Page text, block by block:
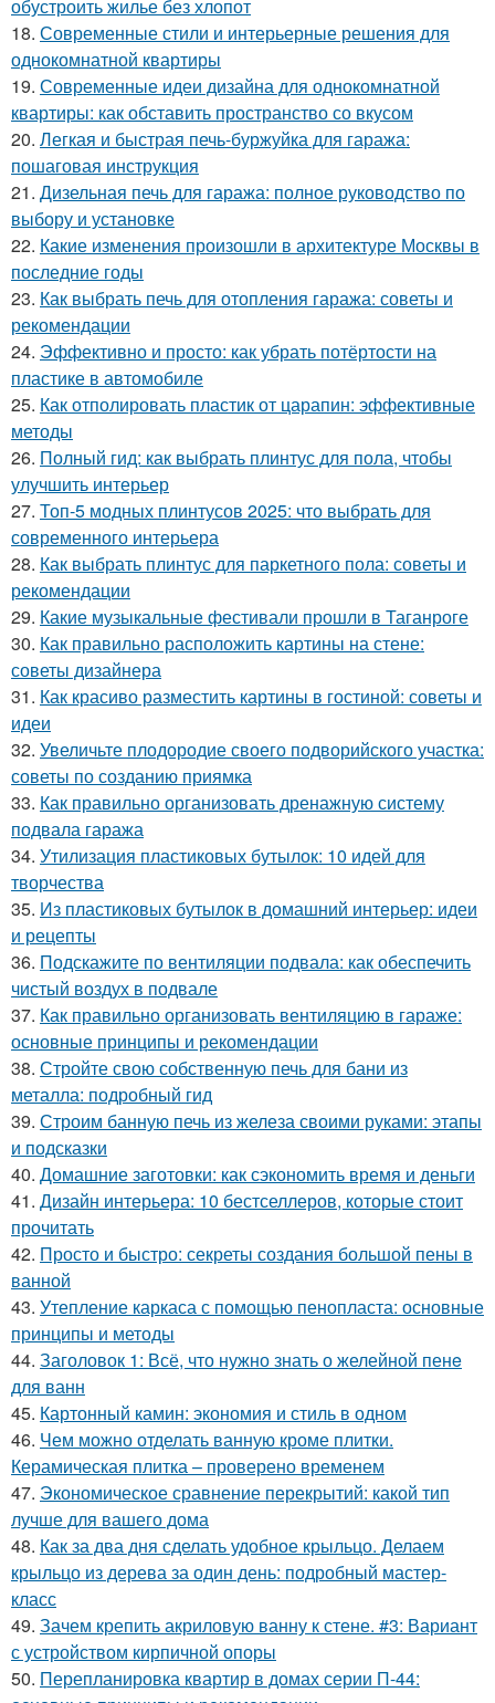
обустроить жилье без хлопот
18. Современные стили и интерьерные решения для
однокомнатной квартиры
19. Современные идеи дизайна для однокомнатной
квартиры: как обставить пространство со вкусом
20. Легкая и быстрая печь-буржуйка для гаража:
пошаговая инструкция
21. Дизельная печь для гаража: полное руководство по
выбору и установке
22. Какие изменения произошли в архитектуре Москвы в
последние годы
23. Как выбрать печь для отопления гаража: советы и
рекомендации
24. Эффективно и просто: как убрать потёртости на
пластике в автомобиле
25. Как отполировать пластик от царапин: эффективные
методы
26. Полный гид: как выбрать плинтус для пола, чтобы
улучшить интерьер
27. Топ-5 модных плинтусов 2025: что выбрать для
современного интерьера
28. Как выбрать плинтус для паркетного пола: советы и
рекомендации
29. Какие музыкальные фестивали прошли в Таганроге
30. Как правильно расположить картины на стене:
советы дизайнера
31. Как красиво разместить картины в гостиной: советы и
идеи
32. Увеличьте плодородие своего подворийского участка:
советы по созданию приямка
33. Как правильно организовать дренажную систему
подвала гаража
34. Утилизация пластиковых бутылок: 10 идей для
творчества
35. Из пластиковых бутылок в домашний интерьер: идеи
и рецепты
36. Подскажите по вентиляции подвала: как обеспечить
чистый воздух в подвале
37. Как правильно организовать вентиляцию в гараже:
основные принципы и рекомендации
38. Стройте свою собственную печь для бани из
металла: подробный гид
39. Строим банную печь из железа своими руками: этапы
и подсказки
40. Домашние заготовки: как сэкономить время и деньги
41. Дизайн интерьера: 10 бестселлеров, которые стоит
прочитать
42. Просто и быстро: секреты создания большой пены в
ванной
43. Утепление каркаса с помощью пенопласта: основные
принципы и методы
44. Заголовок 1: Всё, что нужно знать о желейной пенe
для ванн
45. Картонный камин: экономия и стиль в одном
46. Чем можно отделать ванную кроме плитки.
Керамическая плитка – проверено временем
47. Экономическое сравнение перекрытий: какой тип
лучше для вашего дома
48. Как за два дня сделать удобное крыльцо. Делаем
крыльцо из дерева за один день: подробный мастер-
класс
49. Зачем крепить акриловую ванну к стене. #3: Вариант
с устройством кирпичной опоры
50. Перепланировка квартир в домах серии П-44: